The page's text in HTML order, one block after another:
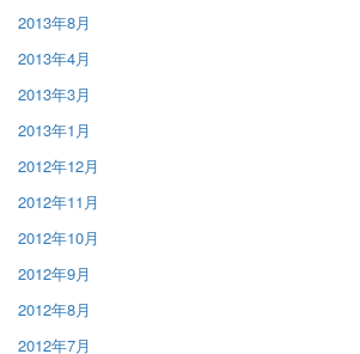
2013年8月
2013年4月
2013年3月
2013年1月
2012年12月
2012年11月
2012年10月
2012年9月
2012年8月
2012年7月